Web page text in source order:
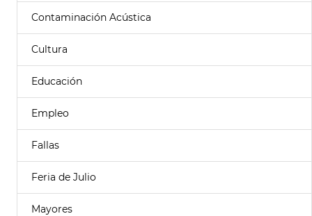
Contaminación Acústica
Cultura
Educación
Empleo
Fallas
Feria de Julio
Mayores